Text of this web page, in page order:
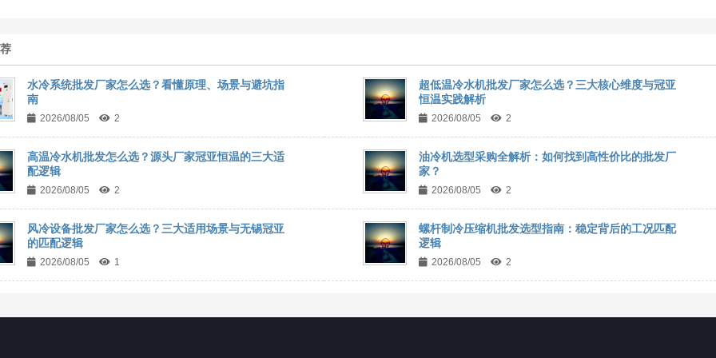
水冷系统批发厂家怎么选？看懂原理、场景与避坑指
南
2026/08/05 2
超低温冷水机批发厂家怎么选？三大核心维度与冠亚
恒温实践解析
2026/08/05 2
高温冷水机批发怎么选？源头厂家冠亚恒温的三大适
配逻辑
2026/08/05 2
油冷机选型采购全解析：如何找到高性价比的批发厂
家？
2026/08/05 2
风冷设备批发厂家怎么选？三大适用场景与无锡冠亚
的匹配逻辑
2026/08/05 1
螺杆制冷压缩机批发选型指南：稳定背后的工况匹配
逻辑
2026/08/05 2